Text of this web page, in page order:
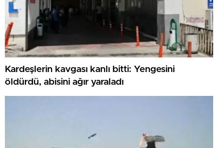
Kardeşlerin kavgası kanlı bitti: Yengesini
öldürdü, abisini ağır yaraladı